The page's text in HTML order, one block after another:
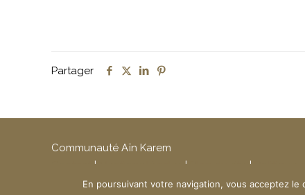
Partager
Communauté Aïn Karem
| | |
Création du site :www.ndsi.fr
En poursuivant votre navigation, vous acceptez